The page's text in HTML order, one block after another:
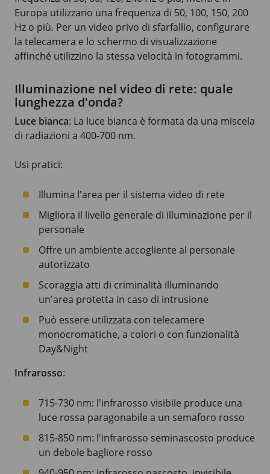
Europa utilizzano una frequenza di 50, 100, 150, 200
Hz o più. Per un video privo di sfarfallio, configurare
la telecamera e lo schermo di visualizzazione
affinché utilizzino la stessa velocità in fotogrammi.
Illuminazione nel video di rete: quale
lunghezza d'onda?
Luce bianca: La luce bianca è formata da una miscela
di radiazioni a 400-700 nm.
Usi pratici:
Illumina l'area per il sistema video di rete
Migliora il livello generale di illuminazione per il
personale
Offre un ambiente accogliente al personale
autorizzato
Scoraggia atti di criminalità illuminando
un'area protetta in caso di intrusione
Può essere utilizzata con telecamere
monocromatiche, a colori o con funzionalità
Day&Night
Infrarosso:
715-730 nm: l'infrarosso visibile produce una
luce rossa paragonabile a un semaforo rosso
815-850 nm: l'infrarosso seminascosto produce
un debole bagliore rosso